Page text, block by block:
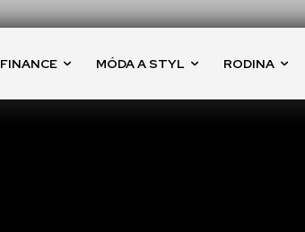
FINANCE MÓDA A STYL RODINA